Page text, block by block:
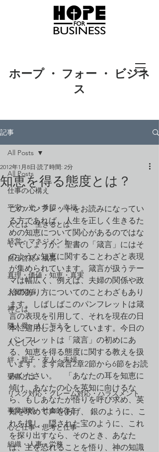
ホープ ・ フォー ・ ビジネ
ス
記事
All Posts
仕事の心構え
平安・光・希望・幸福
人とは・生きるとは
経営・マネジメント
自己啓発・成長
真理・価値・知恵・真実
人間関係
神とは
隣人愛・人に与える
人として
絆・親子・友人・夫婦
聖書とは
リスク対応・クレーム対応・ハラスメント
事業継続・社会的存在
心と仕事・思考と仕事
組織・人事・労務
All Posts
知恵を得る態度とは？
2012年1月8日 読了時間: 2分
このパンフレットをお読みになってい
る方であれば、人生を正しく生きるた
めの知恵について関心があるのではな
いでしょうか。聖書の「箴言」にはそ
のような知恵に関することわざと表現
が集められています。箴言が扱うテー
マは幅広く、例えば、夫婦の関係や政
治のあり方についてのことわざもあり
ます。しばしばこのパンフレットは箴
言の表現を引用して、それを現在の日
本に適用しようとしています。今日の
パンフレットは「箴言」の初めにあ
る、知恵を得る態度に関する教えを扱
います。まず箴言2章2節から6節をお読
みください。　「あなたの耳を知恵に
傾け、あなたの心を英知に向けるな
ら、もしあなたが悟りを呼び求め、英
知を求めて声をあげ、 銀のように、こ
れを捜し、隠された宝のように、これ
を探り出すなら、そのとき、あなた
は、主を恐れることを悟り、神の知識